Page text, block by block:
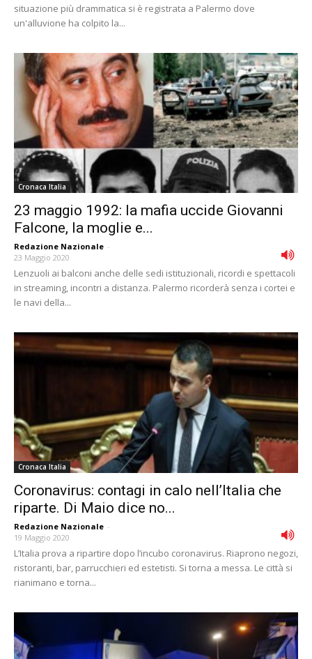
situazione più drammatica si è registrata a Palermo dove
un'alluvione ha colpito la...
Cronaca Italia
23 maggio 1992: la mafia uccide Giovanni
Falcone, la moglie e...
Redazione Nazionale -
23 Maggio 2020
Lenzuoli ai balconi anche delle sedi istituzionali, ricordi e spettacoli
in streaming, incontri a distanza. Palermo ricorderà senza i cortei e
le navi della...
Cronaca Italia
Coronavirus: contagi in calo nell’Italia che
riparte. Di Maio dice no...
Redazione Nazionale -
19 Maggio 2020
L’Italia prova a ripartire dopo l’incubo coronavirus. Riaprono negozi,
ristoranti, bar, parrucchieri ed estetisti. Si torna a messa. Le città si
rianimano e torna...